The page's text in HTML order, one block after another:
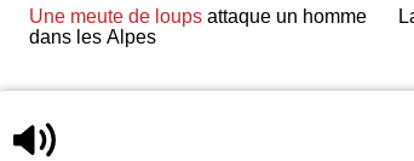
Une meute de loupsattaque un homme
dans les Alpes